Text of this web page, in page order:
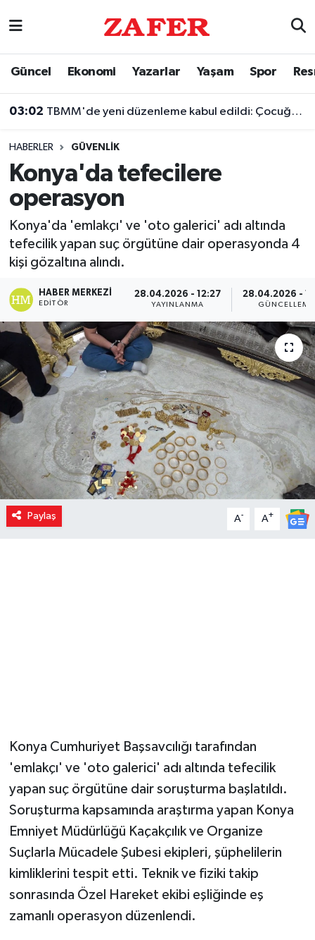
Güncel Ekonomi Yazarlar Yaşam Spor
03:02 TBMM'de yeni düzenleme kabul edildi: Çocuğun silaha ulaşmasına hapis cezası geliyor
HABERLER GÜVENLIK
Konya'da tefecilere
operasyon
Konya'da 'emlakçı' ve 'oto galerici' adı altında
tefecilik yapan suç örgütüne dair operasyonda 4
kişi gözaltına alındı.
HABER MERKEZI
EDITÖR
28.04.2026 - 12:27
YAYINLANMA
28.04.2026 -
GÜNCELLEME
Paylaş A- A+
Konya Cumhuriyet Başsavcılığı tarafından
'emlakçı' ve 'oto galerici' adı altında tefecilik
yapan suç örgütüne dair soruşturma başlatıldı.
Soruşturma kapsamında araştırma yapan Konya
Emniyet Müdürlüğü Kaçakçılık ve Organize
Suçlarla Mücadele Şubesi ekipleri, şüphelilerin
kimliklerini tespit etti. Teknik ve fiziki takip
sonrasında Özel Hareket ekibi eşliğinde eş
zamanlı operasyon düzenlendi.
Nöbetçi Eczaneler
Trafik Durumu
Süper Lig Puan Durumu ve Fikstür
Tüm Manşetler
Son Dakika Haberleri
Haber Arşivi